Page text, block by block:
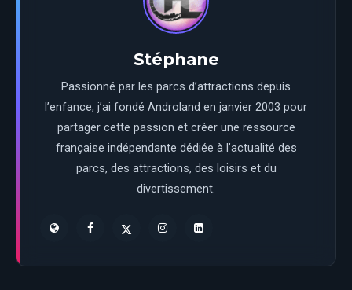
Stéphane
Passionné par les parcs d’attractions depuis
l’enfance, j’ai fondé Androland en janvier 2003 pour
partager cette passion et créer une ressource
française indépendante dédiée à l’actualité des
parcs, des attractions, des loisirs et du
divertissement.